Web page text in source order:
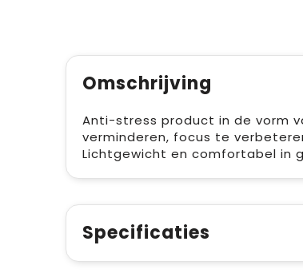
Omschrijving
Anti-stress product in de vorm
verminderen, focus te
Lichtgewicht en comfortabel in
Specificaties